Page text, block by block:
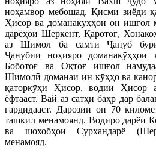
ноҳамвор мебошад. Қисми зиёди
Ҳисор ва доманакӯҳҳои он ишғол
дарёҳои Шеркент, Қаротоғ,
аз Шимол ба самти Ҷануб
Ҷанубии ноҳияро
Боботоғ ва Оқтоғ ишғол
Шимолӣ доманаи ин кӯҳҳо ва
қаторкӯҳи Ҳисор, водии
ёфтааст. Вай аз сатҳи баҳр дар
гардидааст. Дарозии он 70
ташкил менамоянд. Водиро дарёи
ва шохобҳои Сурхандарё
менамояд.